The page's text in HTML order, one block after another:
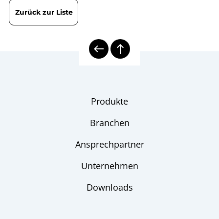
Zurück zur Liste
Produkte
Branchen
Ansprechpartner
Unternehmen
Downloads